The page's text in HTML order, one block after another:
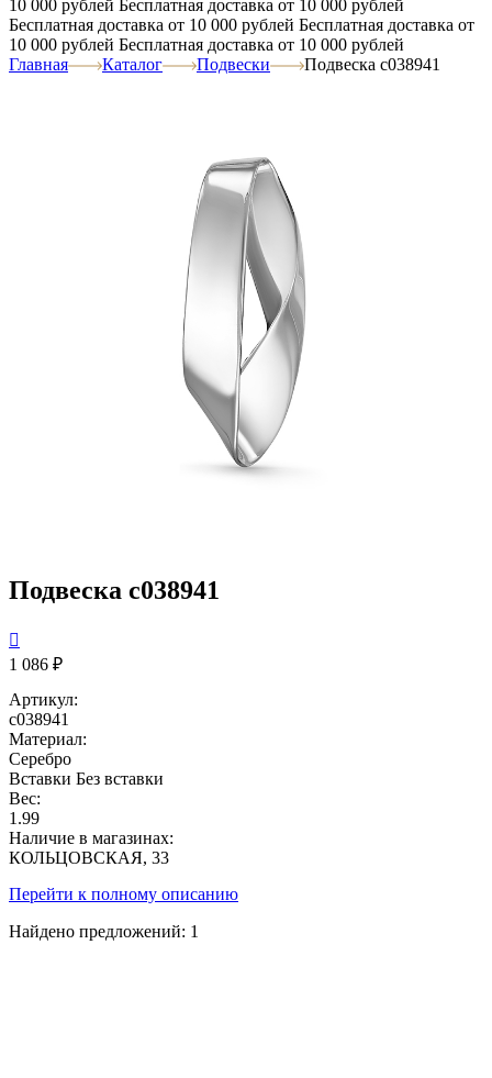
10 000 рублей Бесплатная доставка от 10 000 рублей
Бесплатная доставка от 10 000 рублей Бесплатная доставка от
10 000 рублей Бесплатная доставка от 10 000 рублей
Главная
Каталог Подвески Подвеска с038941
Подвеска с038941

1 086 ₽
Артикул:
с038941
Материал:
Серебро
Вставки Без вставки
Вес:
1.99
Наличие в магазинах:
КОЛЬЦОВСКАЯ, 33
Перейти к полному описанию
Найдено предложений: 1